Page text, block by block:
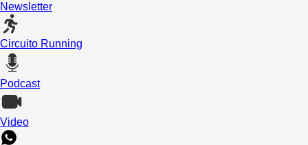
Newsletter
Circuito Running
Podcast
Video